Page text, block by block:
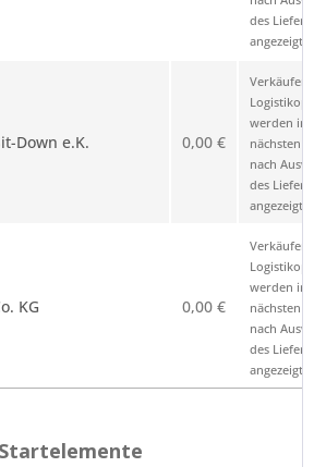
des
angezeigt.
Down e.K. 0,00 €
Verkäufer
werden im
nächsten
nach
des
angezeigt.
KG 0,00 €
Verkäufer
werden im
nächsten
nach
des
angezeigt.